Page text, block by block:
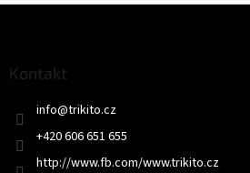
Kontakt
info@trikito.cz
+420 606 651 655
http://www.fb.com/www.trikito.cz